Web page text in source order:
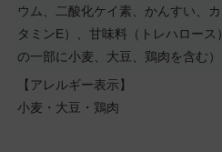
ウム、二酸化ケイ素、かんすい、
タミンE）、甘味料（トレハロー
の一部に小麦、大豆、鶏肉を含む）
【アレルギー表示】
小麦・大豆・鶏肉